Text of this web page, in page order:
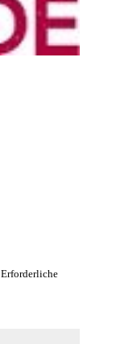
Erforderliche